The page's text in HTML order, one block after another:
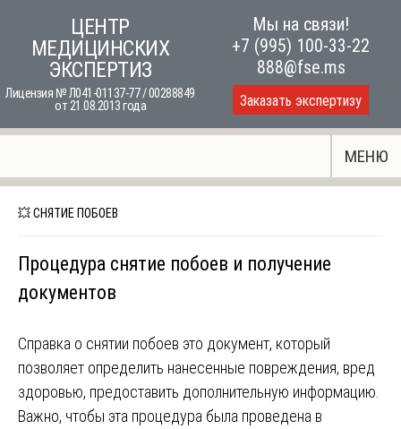
content
ЦЕНТР
МЕДИЦИНСКИХ
ЭКСПЕРТИЗ
Лицензия № Л041-01137-77 / 00288849
от 21.08.2013 года
Мы на связи!
+7 (995) 100-33-22
888@fse.ms
Заказать экспертизу
МЕНЮ
💥 СНЯТИЕ ПОБОЕВ
Процедура снятие побоев и получение
документов
Справка о снятии побоев это документ, который
позволяет определить нанесенные повреждения, вред
здоровью, предоставить дополнительную информацию.
Важно, чтобы эта процедура была проведена в